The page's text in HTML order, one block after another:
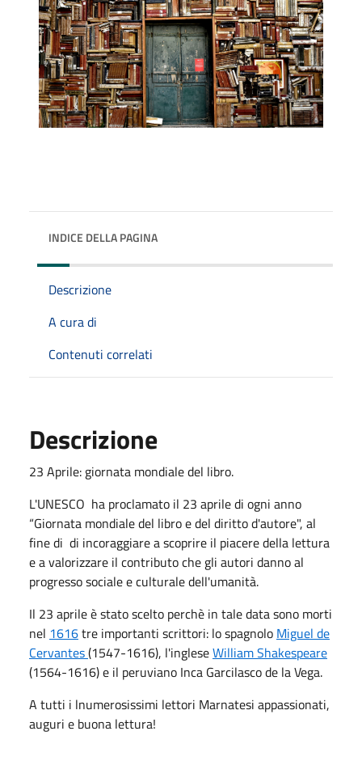
INDICE DELLA PAGINA
Descrizione
A cura di
Contenuti correlati
Descrizione
23 Aprile: giornata mondiale del libro.
L'UNESCO ha proclamato il 23 aprile di ogni anno
“Giornata mondiale del libro e del diritto d'autore", al
fine di di incoraggiare a scoprire il piacere della lettura
e a valorizzare il contributo che gli autori danno al
progresso sociale e culturale dell'umanità.
Il 23 aprile è stato scelto perchè in tale data sono morti
nel 1616tre importanti scrittori: lo spagnolo Miguel de
Cervantes(1547-1616), l'ingleseWilliam Shakespeare
(1564-1616) e il peruviano Inca Garcilasco de la Vega.
A tutti i lnumerosissimi lettori Marnatesi appassionati,
auguri e buona lettura!